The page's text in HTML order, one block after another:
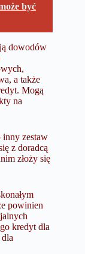
być
dowodów
a także
Mogą
na
inny zestaw
z doradcą
złoży się
powinien
kredyt dla